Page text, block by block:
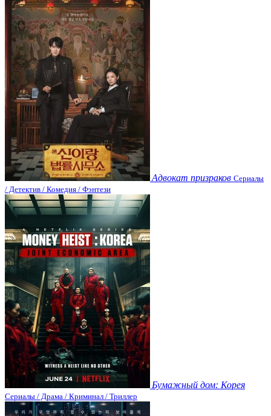
Адвокат призраков Сериалы
/ Детектив / Комедия / Фэнтези
Бумажный дом: Корея
Сериалы / Драма / Криминал / Триллер